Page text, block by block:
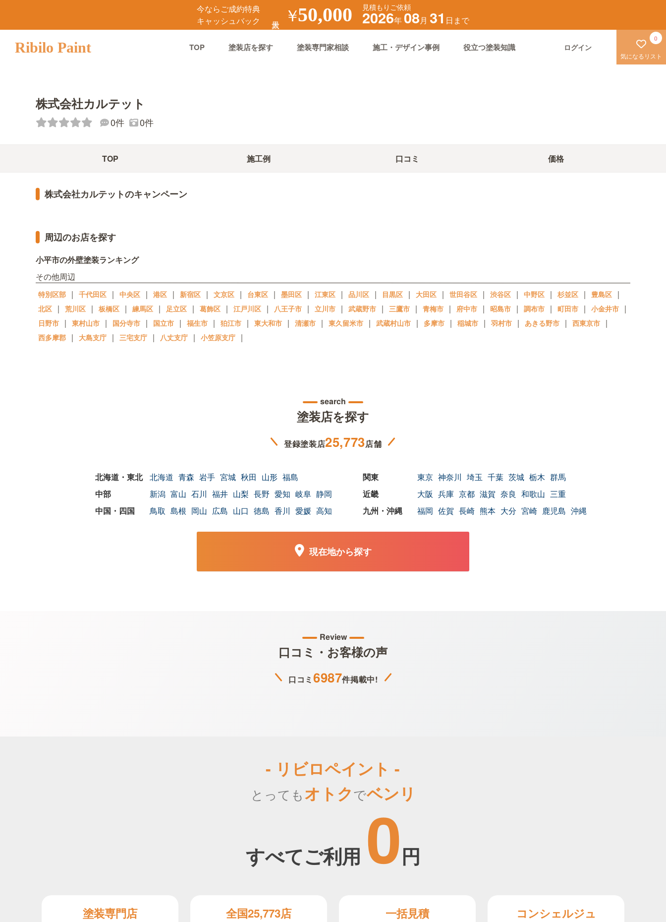
今ならご成約特典
キャッシュバック
￥50,000 見積もりご依頼
2026年08月 31 日まで
Ribilo Paint TOP 塗装店を探す 塗装専門家相談 施工・デザイン事例 役立つ塗装知識 ログイン
気になるリスト
0
株式会社カルテット
0件 0件
TOP 施工例 口コミ 価格
株式会社カルテットのキャンペーン
周辺のお店を探す
小平市の外壁塗装ランキング
その他周辺
特別区部 ｜ 千代田区 ｜ 中央区 ｜ 港区 ｜ 新宿区 ｜ 文京区 ｜ 台東区 ｜ 墨田区 ｜ 江東区 ｜ 品川区 ｜ 目黒区 ｜ 大田区 ｜ 世田谷区 ｜ 渋谷区 ｜ 中野区 ｜ 杉並区 ｜ 豊島区 ｜
北区 ｜ 荒川区 ｜ 板橋区 ｜ 練馬区 ｜ 足立区 ｜ 葛飾区 ｜ 江戸川区 ｜ 八王子市 ｜ 立川市 ｜ 武蔵野市 ｜ 三鷹市 ｜ 青梅市 ｜ 府中市 ｜ 昭島市 ｜ 調布市 ｜ 町田市 ｜ 小金井市 ｜
日野市 ｜ 東村山市 ｜ 国分寺市 ｜ 国立市 ｜ 福生市 ｜ 狛江市 ｜ 東大和市 ｜ 清瀬市 ｜ 東久留米市 ｜ 武蔵村山市 ｜ 多摩市 ｜ 稲城市 ｜ 羽村市 ｜ あきる野市 ｜ 西東京市 ｜
西多摩郡 ｜ 大島支庁 ｜ 三宅支庁 ｜ 八丈支庁 ｜ 小笠原支庁 ｜
search
塗装店を探す
登録塗装店25,773店舗
北海道 青森 岩手 宮城 秋田 山形 福島 東京 神奈川 埼玉 千葉 茨城 栃木 群馬
新潟 富山 石川 福井 山梨 長野 愛知 岐阜 静岡 大阪 兵庫 京都 滋賀 奈良 和歌山 三重
鳥取 島根 岡山 広島 山口 徳島 香川 愛媛 高知 福岡 佐賀 長崎 熊本 大分 宮崎 鹿児島 沖縄
現在地から探す
Review
口コミ・お客様の声
口コミ 6987件掲載中!
- リビロペイント -
とってもオトクでベンリ
すべてご利用 0円
塗装専門店 全国25,773店 一括見積 コンシェルジュ